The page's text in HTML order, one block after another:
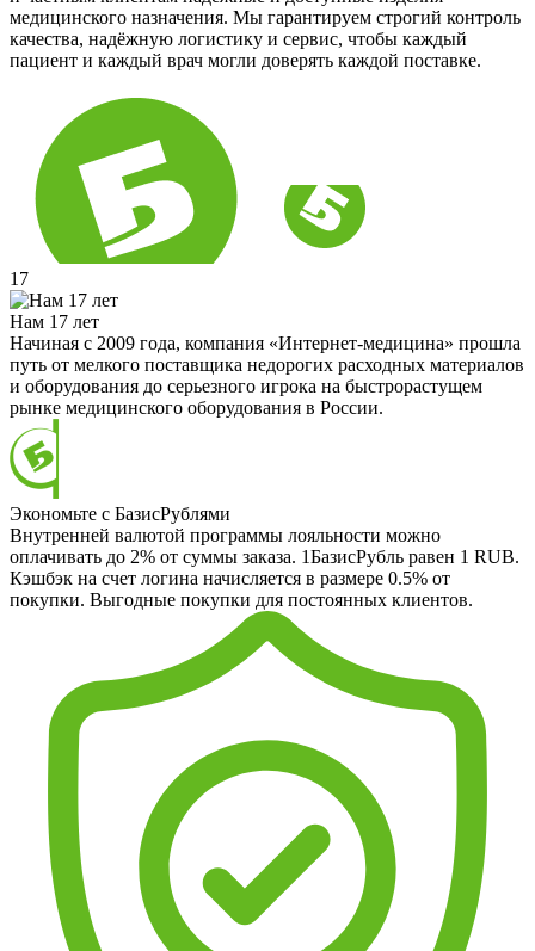
медицинского назначения. Мы гарантируем строгий контроль
качества, надёжную логистику и сервис, чтобы каждый
пациент и каждый врач могли доверять каждой поставке.
17
Нам 17 лет
Начиная с 2009 года, компания «Интернет-медицина» прошла
путь от мелкого поставщика недорогих расходных материалов
и оборудования до серьезного игрока на быстрорастущем
рынке медицинского оборудования в России.
Экономьте с БазисРублями
Внутренней валютой программы лояльности можно
оплачивать до 2% от суммы заказа. 1БазисРубль равен 1 RUB.
Кэшбэк на счет логина начисляется в размере 0.5% от
покупки. Выгодные покупки для постоянных клиентов.